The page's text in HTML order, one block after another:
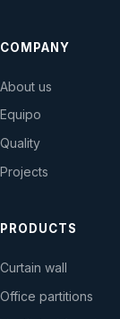
COMPANY
About us
Equipo
Quality
Projects
PRODUCTS
Curtain wall
Office partitions